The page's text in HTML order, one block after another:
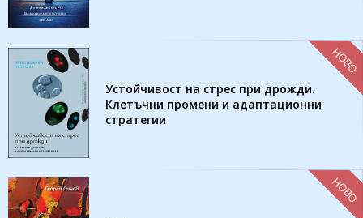
Устойчивост на стрес при дрожди.
Клетъчни промени и адаптационни
стратегии
НОВО
НОВО